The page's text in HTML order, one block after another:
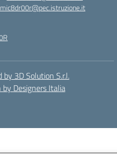
3D Solution S.r.l.
Designers Italia